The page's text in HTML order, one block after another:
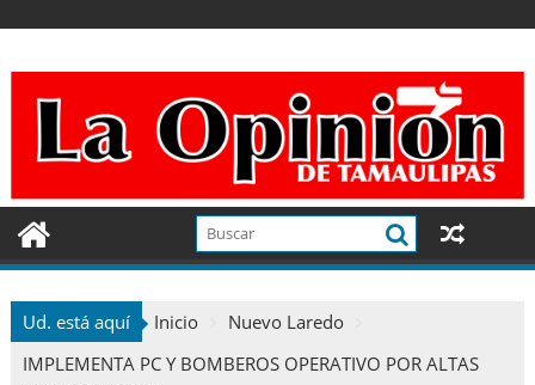
contenido
Ud. está aquí Inicio
Nuevo Laredo
IMPLEMENTA PC Y BOMBEROS OPERATIVO POR ALTAS